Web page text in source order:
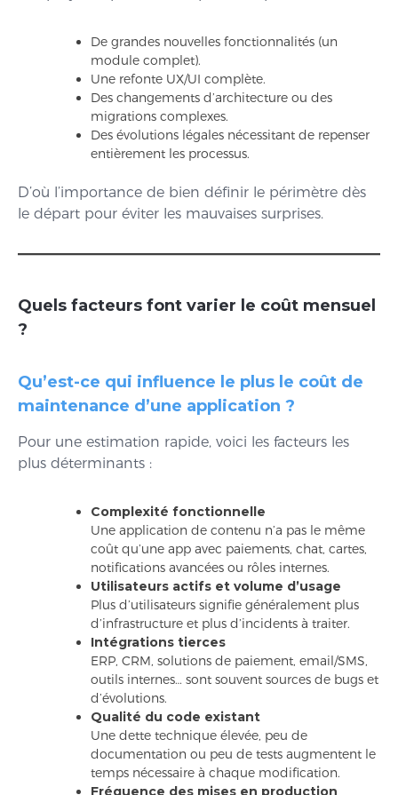
De grandes nouvelles fonctionnalités (un
module complet).
Une refonte UX/UI complète.
Des changements d’architecture ou des
migrations complexes.
Des évolutions légales nécessitant de repenser
entièrement les processus.
D’où l’importance de bien définir le périmètre dès
le départ pour éviter les mauvaises surprises.
Quels facteurs font varier le coût mensuel
?
Qu’est-ce qui influence le plus le coût de
maintenance d’une application ?
Pour une estimation rapide, voici les facteurs les
plus déterminants :
Complexité fonctionnelle
Une application de contenu n’a pas le même
coût qu’une app avec paiements, chat, cartes,
notifications avancées ou rôles internes.
Utilisateurs actifs et volume d’usage
Plus d’utilisateurs signifie généralement plus
d’infrastructure et plus d’incidents à traiter.
Intégrations tierces
ERP, CRM, solutions de paiement, email/SMS,
outils internes… sont souvent sources de bugs et
d’évolutions.
Qualité du code existant
Une dette technique élevée, peu de
documentation ou peu de tests augmentent le
temps nécessaire à chaque modification.
Fréquence des mises en production